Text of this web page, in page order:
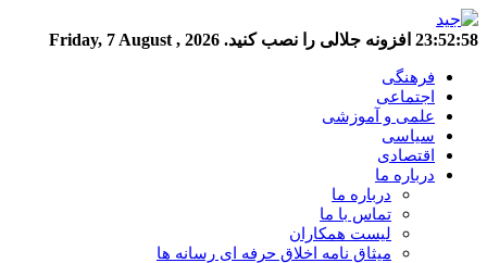
23:52:59 افزونه جلالی را نصب کنید. Friday, 7 August , 2026
فرهنگی
اجتماعی
علمی و آموزشی
سیاسی
اقتصادی
درباره ما
درباره ما
تماس با ما
لیست همکاران
میثاق نامه اخلاق حرفه ای رسانه ها